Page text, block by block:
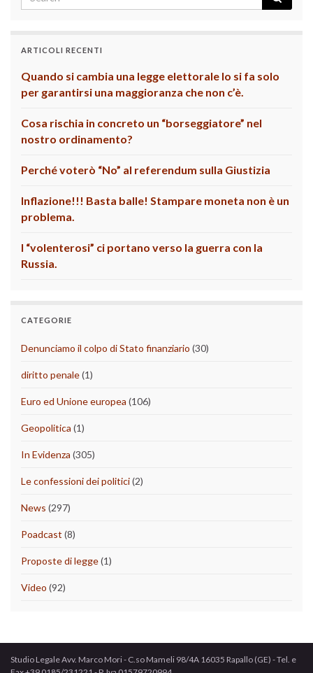
ARTICOLI RECENTI
Quando si cambia una legge elettorale lo si fa solo
per garantirsi una maggioranza che non c’è.
Cosa rischia in concreto un “borseggiatore” nel
nostro ordinamento?
Perché voterò “No” al referendum sulla Giustizia
Inflazione!!! Basta balle! Stampare moneta non è un
problema.
I “volenterosi” ci portano verso la guerra con la
Russia.
CATEGORIE
Denunciamo il colpo di Stato finanziario (30)
diritto penale(1)
Euro ed Unione europea (106)
Geopolitica (1)
In Evidenza (305)
Le confessioni dei politici(2)
News (297)
Poadcast (8)
Proposte di legge(1)
Video (92)
Studio Legale Avv. Marco Mori - C.so Mameli 98/4A 16035 Rapallo (GE) - Tel. e